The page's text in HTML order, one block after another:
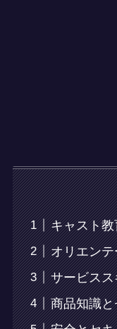
キャスト
オリエン
サービス
商品知識